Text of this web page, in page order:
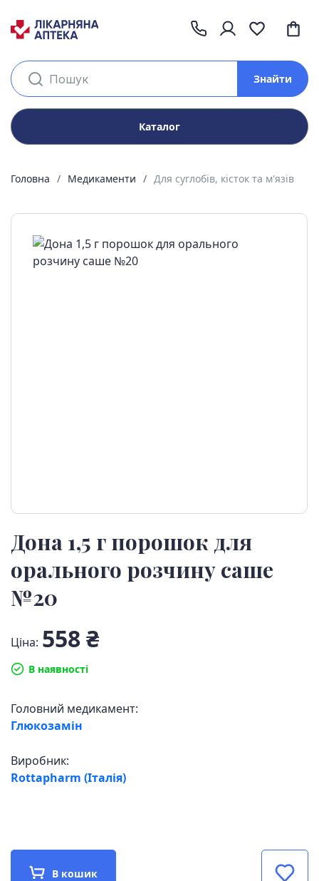
Каталог
Знайти
Головна Медикаменти Для суглобів, кісток та м'язів
Дона 1,5 г порошок для
орального розчину саше
№20
Ціна: 558 ₴
В наявності
Головний медикамент:
Глюкозамін
Виробник:
Rottapharm (Італія)
В кошик